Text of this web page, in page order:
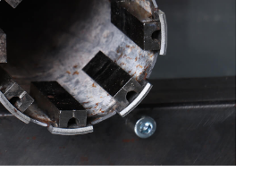
MÁQUINAS PARA USINAGEM DE
METAIS
Tronçonneuses
Scies à ruban
Perceuses
Perceuses magnétiques